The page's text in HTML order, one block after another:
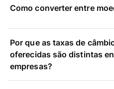
Como converter entre
Por que as taxas de
oferecidas são distintas
empresas?